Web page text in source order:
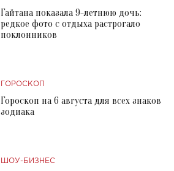
Гайтана показала 9-летнюю дочь:
редкое фото с отдыха растрогало
поклонников
ГОРОСКОП
Гороскоп на 6 августа для всех знаков
зодиака
ШОУ-БИЗНЕС